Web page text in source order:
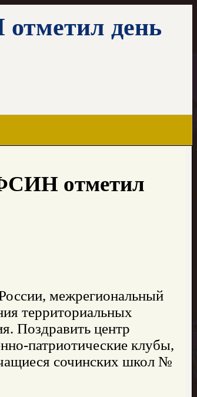
день
отметил
межрегиональный
территориальных
Поздравить центр
патриотические клубы,
сочинских школ №